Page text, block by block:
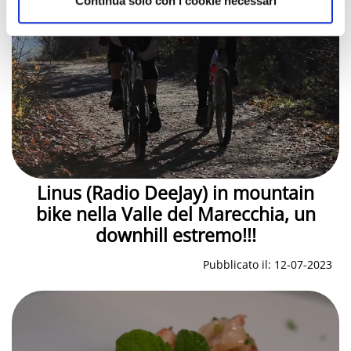
Linus (Radio DeeJay) in mountain
bike nella Valle del Marecchia, un
downhill estremo!!!
Pubblicato il: 12-07-2023